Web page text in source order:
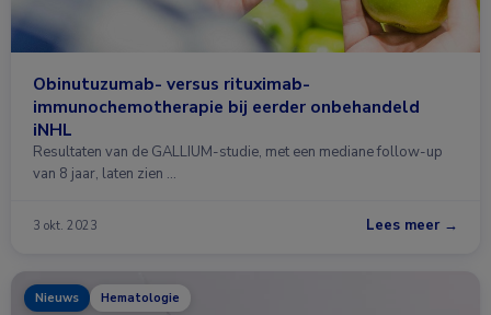
Obinutuzumab- versus rituximab-
immunochemotherapie bij eerder onbehandeld
iNHL
Resultaten van de GALLIUM-studie, met een mediane follow-up
van 8 jaar, laten zien …
3 okt. 2023 Lees meer →
Nieuws Hematologie